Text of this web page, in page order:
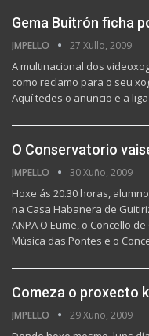
Gema Buitrón ficha
JMPELLO 27 Xullo, 2009
A multinacional dos
como reclamo para o seu
Aquí tedes o anuncio e a
O Conservatorio
JMPELLO 30 Xuño, 2009
Hoxe ás 20.30 horas,
na Casa Habanera de
ANPA O Eume, o Concello
Música das Pontes e o
Comeza o proxecto
JMPELLO 29 Xuño, 2009